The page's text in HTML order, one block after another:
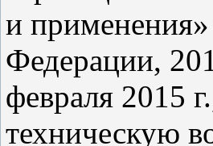
и применения»
Федерации,
февраля 2015
техническую